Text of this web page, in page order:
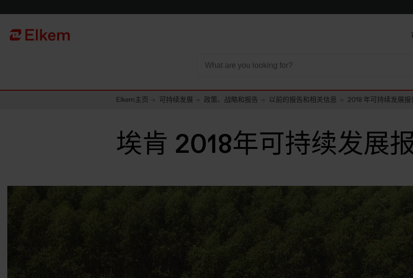
To start page
Elkem主页 可持续发展 政策、战略和报告 以前的报告和相关信息 2018 年可持续发展报
埃肯 2018年可持续发展